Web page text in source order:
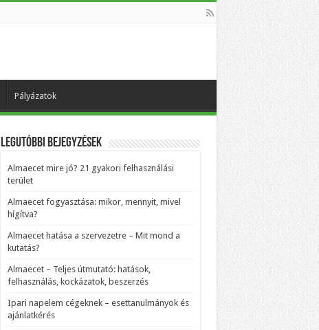
Pályázatok
Legutóbbi bejegyzések
Almaecet mire jó? 21 gyakori felhasználási
terület
Almaecet fogyasztása: mikor, mennyit, mivel
hígítva?
Almaecet hatása a szervezetre – Mit mond a
kutatás?
Almaecet – Teljes útmutató: hatások,
felhasználás, kockázatok, beszerzés
Ipari napelem cégeknek – esettanulmányok és
ajánlatkérés